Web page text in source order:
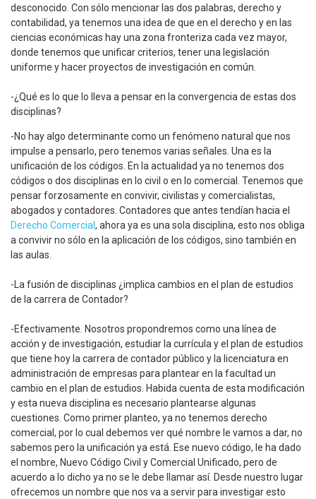
desconocido. Con sólo mencionar las dos palabras, derecho y
contabilidad, ya tenemos una idea de que en el derecho y en las
ciencias económicas hay una zona fronteriza cada vez mayor,
donde tenemos que unificar criterios, tener una legislación
uniforme y hacer proyectos de investigación en común.
-¿Qué es lo que lo lleva a pensar en la convergencia de estas dos
disciplinas?
-No hay algo determinante como un fenómeno natural que nos
impulse a pensarlo, pero tenemos varias señales. Una es la
unificación de los códigos. En la actualidad ya no tenemos dos
códigos o dos disciplinas en lo civil o en lo comercial. Tenemos que
pensar forzosamente en convivir, civilistas y comercialistas,
abogados y contadores. Contadores que antes tendían hacia el
Derecho Comercial , ahora ya es una sola disciplina, esto nos obliga
a convivir no sólo en la aplicación de los códigos, sino también en
las aulas.
-La fusión de disciplinas ¿implica cambios en el plan de estudios
de la carrera de Contador?
-Efectivamente. Nosotros propondremos como una línea de
acción y de investigación, estudiar la currícula y el plan de estudios
que tiene hoy la carrera de contador público y la licenciatura en
administración de empresas para plantear en la facultad un
cambio en el plan de estudios. Habida cuenta de esta modificación
y esta nueva disciplina es necesario plantearse algunas
cuestiones. Como primer planteo, ya no tenemos derecho
comercial, por lo cual debemos ver qué nombre le vamos a dar, no
sabemos pero la unificación ya está. Ese nuevo código, le ha dado
el nombre, Nuevo Código Civil y Comercial Unificado, pero de
acuerdo a lo dicho ya no se le debe llamar así. Desde nuestro lugar
ofrecemos un nombre que nos va a servir para investigar esto